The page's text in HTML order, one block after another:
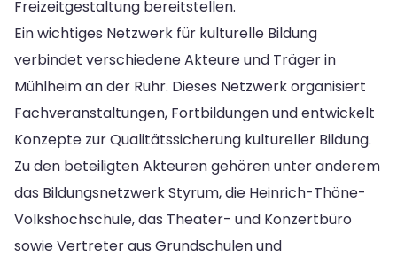
Freizeitgestaltung bereitstellen.
Ein wichtiges Netzwerk für kulturelle Bildung
verbindet verschiedene Akteure und Träger in
Mühlheim an der Ruhr. Dieses Netzwerk organisiert
Fachveranstaltungen, Fortbildungen und entwickelt
Konzepte zur Qualitätssicherung kultureller Bildung.
Zu den beteiligten Akteuren gehören unter anderem
das Bildungsnetzwerk Styrum, die Heinrich-Thöne-
Volkshochschule, das Theater- und Konzertbüro
sowie Vertreter aus Grundschulen und